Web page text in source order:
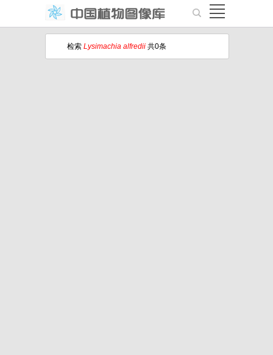
检索 Lysimachia alfredii 共0条